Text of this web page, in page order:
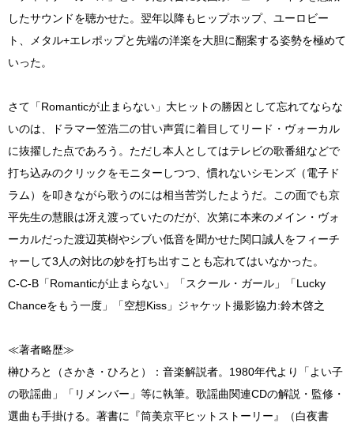
したサウンドを聴かせた。翌年以降もヒップホップ、ユーロビー
ト、メタル+エレポップと先端の洋楽を大胆に翻案する姿勢を極めて
いった。
さて「Romanticが止まらない」大ヒットの勝因として忘れてならな
いのは、ドラマー笠浩二の甘い声質に着目してリード・ヴォーカル
に抜擢した点であろう。ただし本人としてはテレビの歌番組などで
打ち込みのクリックをモニターしつつ、慣れないシモンズ（電子ド
ラム）を叩きながら歌うのには相当苦労したようだ。この面でも京
平先生の慧眼は冴え渡っていたのだが、次第に本来のメイン・ヴォ
ーカルだった渡辺英樹やシブい低音を聞かせた関口誠人をフィーチ
ャーして3人の対比の妙を打ち出すことも忘れてはいなかった。
C-C-B「Romanticが止まらない」「スクール・ガール」「Lucky
Chanceをもう一度」「空想Kiss」ジャケット撮影協力:鈴木啓之
≪著者略歴≫
榊ひろと（さかき・ひろと）：音楽解説者。1980年代より「よい子
の歌謡曲」「リメンバー」等に執筆。歌謡曲関連CDの解説・監修・
選曲も手掛ける。著書に『筒美京平ヒットストーリー』（白夜書